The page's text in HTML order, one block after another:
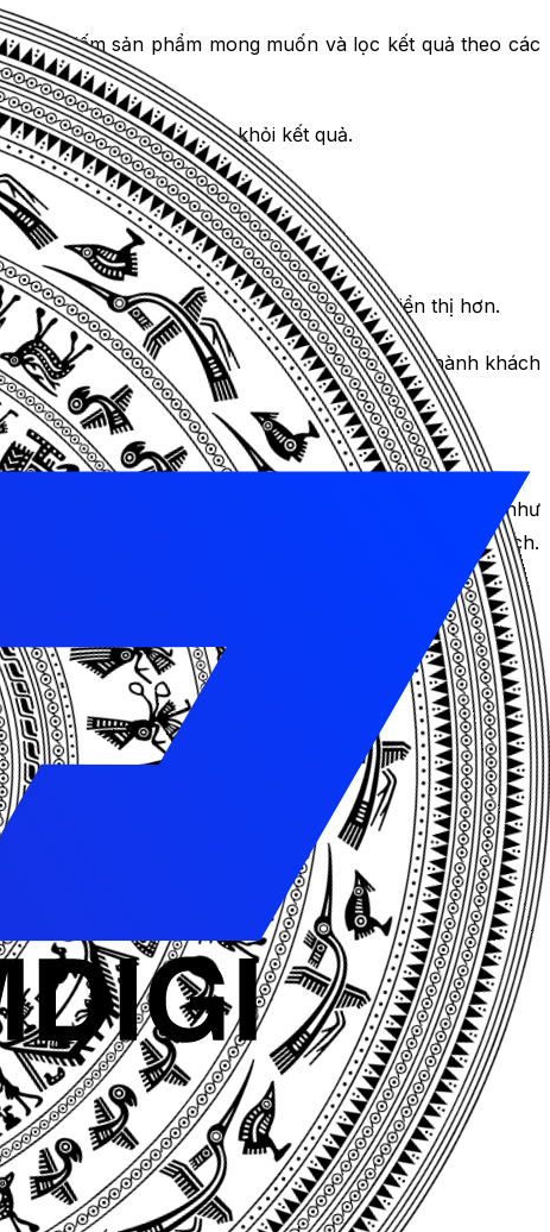
tìm kiếm sản phẩm mong muốn và lọc kết quả theo các
bao gồm hoặc loại trừ khỏi kết quả.
để tìm thấy thông tin cụ thể.
làm cho nội dung của bạn trở nên hiển thị hơn.
mà họ cần. Điều này tăng khả năng họ trở thành khách
này cũng phục vụ cho nhiều mục đích khác nhau, như
xuyên để giảm thiểu vấn đề về lỗ hổng và tương thích.
để giúp bạn với các yêu cầu cụ thể của mình.